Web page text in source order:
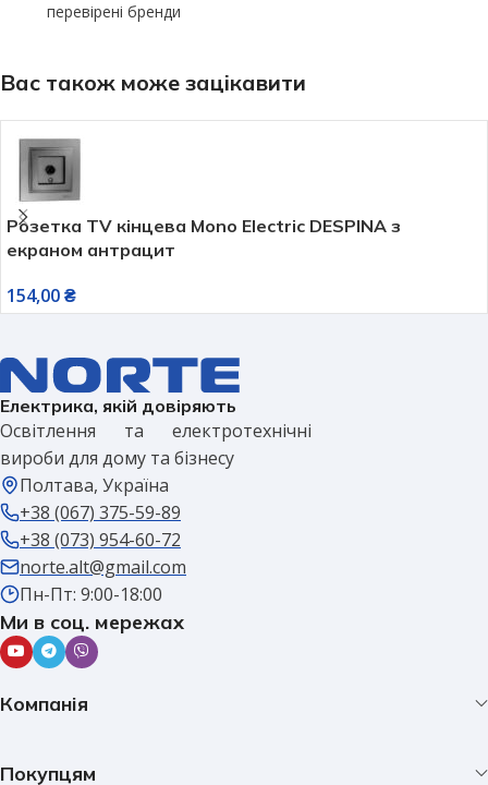
перевірені бренди
Вас також може зацікавити
Розетка TV кінцева Mono Electric DESPINA з
екраном антрацит
154,00₴
Електрика, якій довіряють
Освітлення та електротехнічні
вироби для дому та бізнесу
Полтава, Україна
+38 (067) 375-59-89
+38 (073) 954-60-72
norte.alt@gmail.com
Пн-Пт: 9:00-18:00
Ми в соц. мережах
Компанія
Покупцям